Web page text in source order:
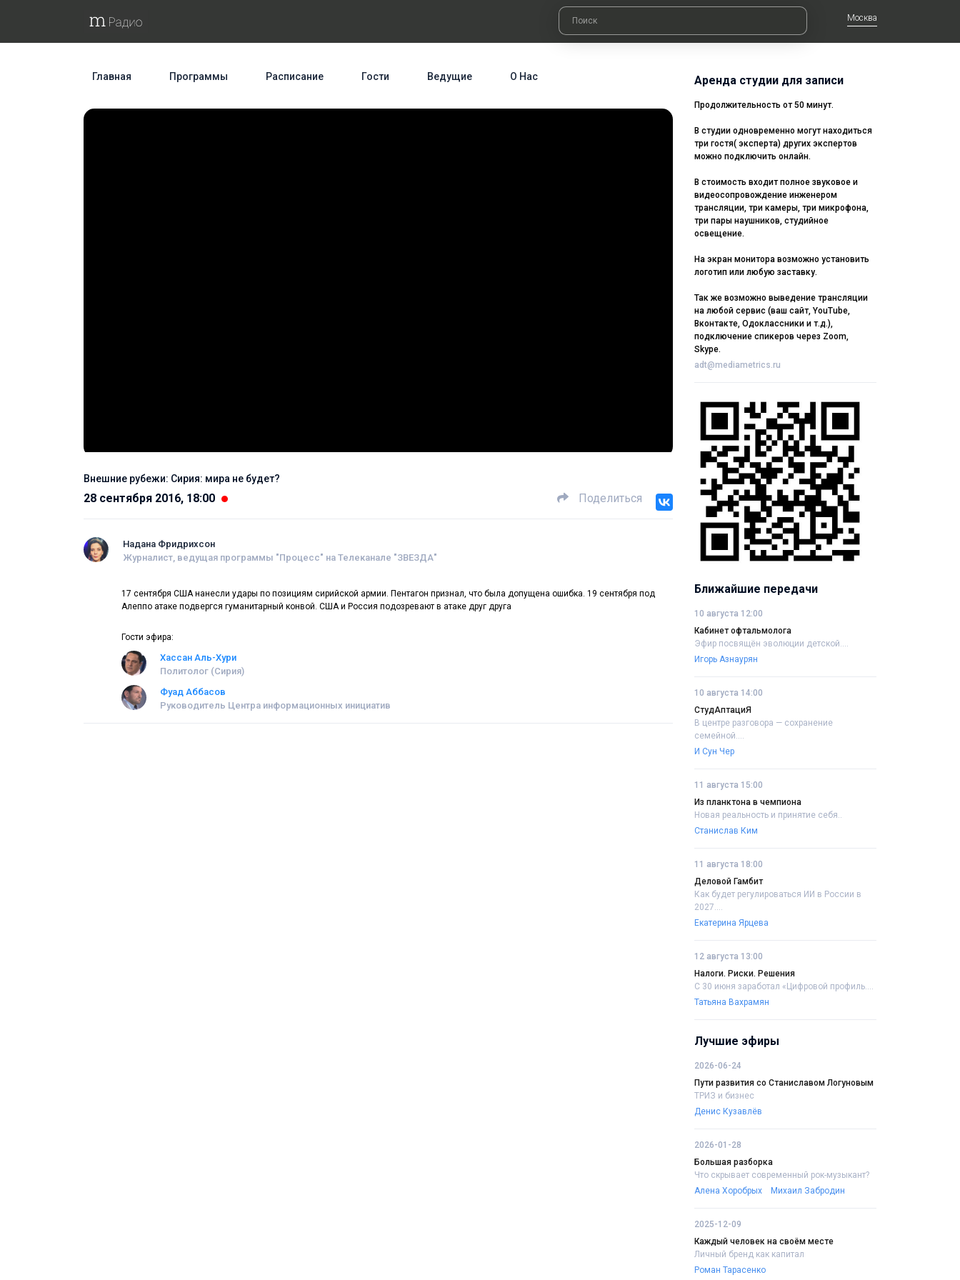
Москва
Главная Программы Расписание Гости Ведущие О Нас
Внешние рубежи: Сирия: мира не будет?
28 сентября 2016, 18:00 Поделиться
Надана Фридрихсон
Журналист, ведущая программы "Процесс" на Телеканале "ЗВЕЗДА"
17 сентября США нанесли удары по позициям сирийской армии. Пентагон признал, что была допущена ошибка. 19 сентября под
Алеппо атаке подвергся гуманитарный конвой. США и Россия подозревают в атаке друг друга
Гости эфира:
Хассан Аль-Хури
Политолог (Сирия)
Фуад Аббасов
Руководитель Центра информационных инициатив
Аренда студии для записи
Продолжительность от 50 минут.
В студии одновременно могут находиться
три гостя( эксперта) других экспертов
можно подключить онлайн.
В стоимость входит полное звуковое и
видеосопровождение инженером
трансляции, три камеры, три микрофона,
три пары наушников, студийное
освещение.
На экран монитора возможно установить
логотип или любую заставку.
Так же возможно выведение трансляции
на любой сервис (ваш сайт, YouTube,
Вконтакте, Одоклассники и т.д.),
подключение спикеров через Zoom,
Skype.
adt@mediametrics.ru
Ближайшие передачи
10 августа 12:00
Кабинет офтальмолога
Эфир посвящён эволюции детской....
Игорь Азнаурян
10 августа 14:00
СтудАптациЯ
В центре разговора — сохранение
семейной....
И Сун Чер
11 августа 15:00
Из планктона в чемпиона
Новая реальность и принятие себя..
Станислав Ким
11 августа 18:00
Деловой Гамбит
Как будет регулироваться ИИ в России в
2027....
Екатерина Ярцева
12 августа 13:00
Налоги. Риски. Решения
С 30 июня заработал «Цифровой профиль....
Татьяна Вахрамян
Лучшие эфиры
2026-06-24
Пути развития со Станиславом Логуновым
ТРИЗ и бизнес
Денис Кузавлёв
2026-01-28
Большая разборка
Что скрывает современный рок-музыкант?
Алена Хоробрых
Михаил Забродин
2025-12-09
Каждый человек на своём месте
Личный бренд как капитал
Роман Тарасенко